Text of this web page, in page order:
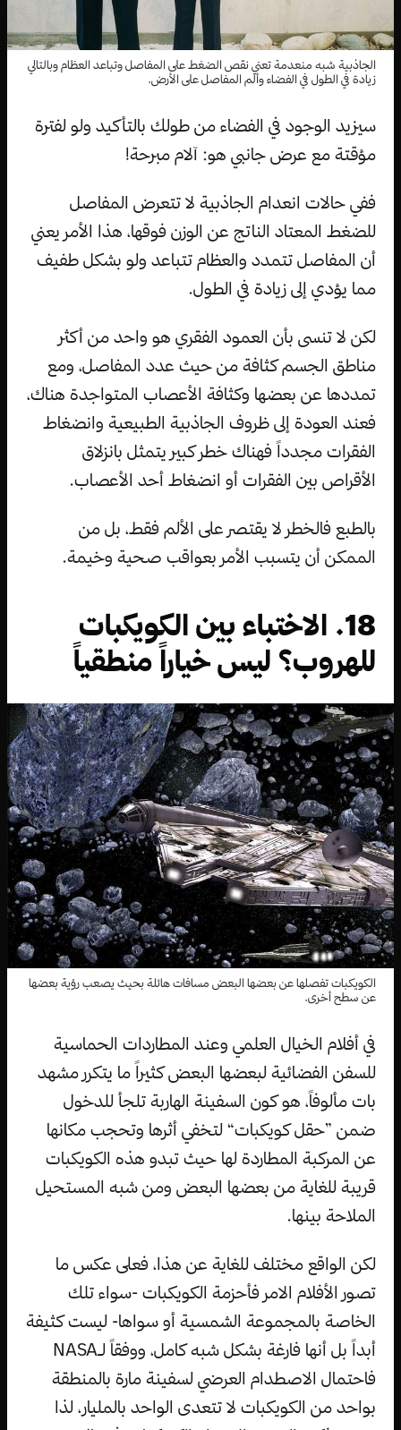
الجاذبية شبه منعدمة تعني نقص الضغط على المفاصل وتباعد العظام وبالتالي
زيادة في الطول في الفضاء وألم المفاصل على الأرض.
سيزيد الوجود في الفضاء من طولك بالتأكيد ولو لفترة
مؤقتة مع عرض جانبي هو: آلام مبرحة!
ففي حالات انعدام الجاذبية لا تتعرض المفاصل
للضغط المعتاد الناتج عن الوزن فوقها، هذا الأمر يعني
أن المفاصل تتمدد والعظام تتباعد ولو بشكل طفيف
مما يؤدي إلى زيادة في الطول.
لكن لا تنسى بأن العمود الفقري هو واحد من أكثر
مناطق الجسم كثافة من حيث عدد المفاصل، ومع
تمددها عن بعضها وكثافة الأعصاب المتواجدة هناك،
فعند العودة إلى ظروف الجاذبية الطبيعية وانضغاط
الفقرات مجدداً فهناك خطر كبير يتمثل بانزلاق
الأقراص بين الفقرات أو انضغاط أحد الأعصاب.
بالطبع فالخطر لا يقتصر على الألم فقط، بل من
الممكن أن يتسبب الأمر بعواقب صحية وخيمة.
18. الاختباء بين الكويكبات
للهروب؟ ليس خياراً منطقياً
الكويكبات تفصلها عن بعضها البعض مسافات هائلة بحيث يصعب رؤية بعضها
عن سطح أخرى.
في أفلام الخيال العلمي وعند المطاردات الحماسية
للسفن الفضائية لبعضها البعض كثيراً ما يتكرر مشهد
بات مألوفاً، هو كون السفينة الهاربة تلجأ للدخول
ضمن ”حقل كويكبات“ لتخفي أثرها وتحجب مكانها
عن المركبة المطاردة لها حيث تبدو هذه الكويكبات
قريبة للغاية من بعضها البعض ومن شبه المستحيل
الملاحة بينها.
لكن الواقع مختلف للغاية عن هذا، فعلى عكس ما
تصور الأفلام الامر فأحزمة الكويكبات -سواء تلك
الخاصة بالمجموعة الشمسية أو سواها- ليست كثيفة
أبداً بل أنها فارغة بشكل شبه كامل، ووفقاً لـNASA
فاحتمال الاصطدام العرضي لسفينة مارة بالمنطقة
بواحد من الكويكبات لا تتعدى الواحد بالمليار، لذا